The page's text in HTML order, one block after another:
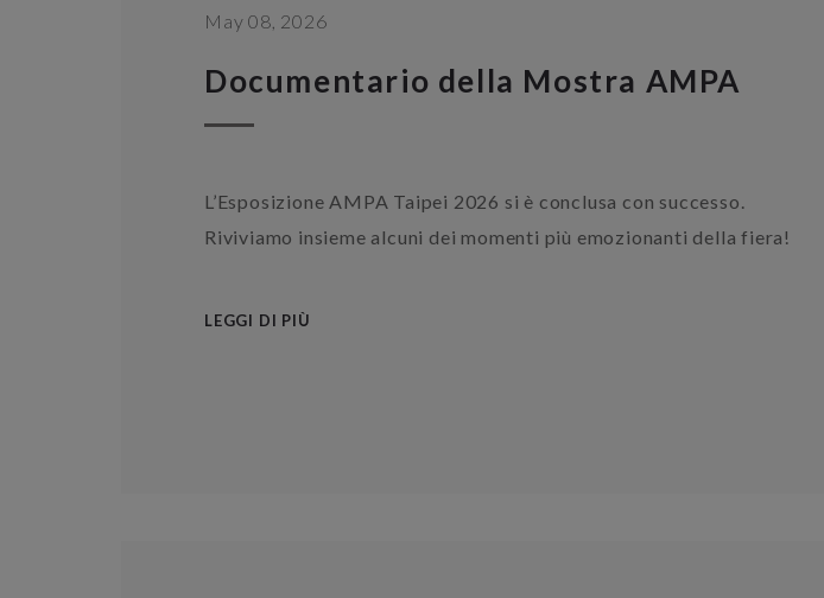
May 08, 2026
Documentario della Mostra AMPA
L’Esposizione AMPA Taipei 2026 si è conclusa con successo.
Riviviamo insieme alcuni dei momenti più emozionanti della fiera!
LEGGI DI PIÙ